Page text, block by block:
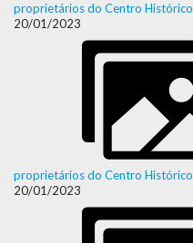
proprietários do Centro Histórico
20/01/2023
proprietários do Centro Histórico
20/01/2023